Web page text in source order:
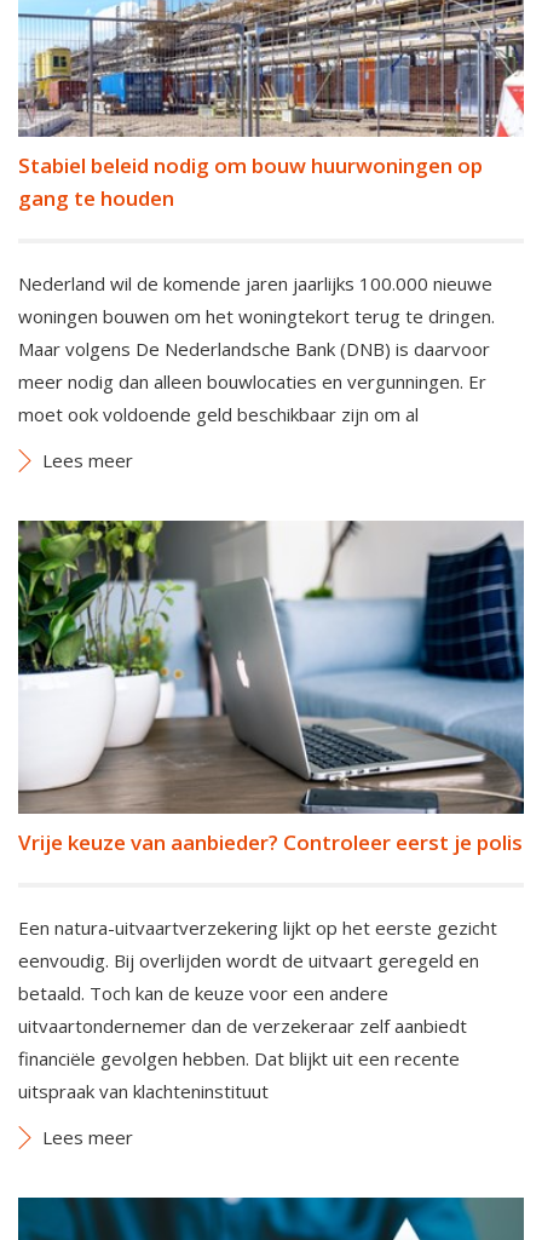
Stabiel beleid nodig om bouw huurwoningen op
gang te houden
Nederland wil de komende jaren jaarlijks 100.000 nieuwe
woningen bouwen om het woningtekort terug te dringen.
Maar volgens De Nederlandsche Bank (DNB) is daarvoor
meer nodig dan alleen bouwlocaties en vergunningen. Er
moet ook voldoende geld beschikbaar zijn om al
Lees meer
Vrije keuze van aanbieder? Controleer eerst je polis
Een natura-uitvaartverzekering lijkt op het eerste gezicht
eenvoudig. Bij overlijden wordt de uitvaart geregeld en
betaald. Toch kan de keuze voor een andere
uitvaartondernemer dan de verzekeraar zelf aanbiedt
financiële gevolgen hebben. Dat blijkt uit een recente
uitspraak van klachteninstituut
Lees meer